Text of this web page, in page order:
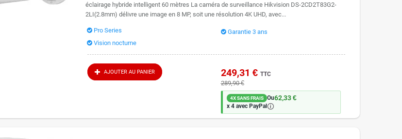
éclairage hybride intelligent 60 mètres La caméra de surveillance Hikvision DS-2CD2T83G2-
2LI(2.8mm) délivre une image en 8 MP, soit une résolution 4K UHD, avec...
Pro Series
Vision nocturne
Garantie 3 ans
AJOUTER AU PANIER 249,31 € TTC
289,90 €
4X SANS FRAIS Ou62,33 €
x 4 avec PayPal🛈